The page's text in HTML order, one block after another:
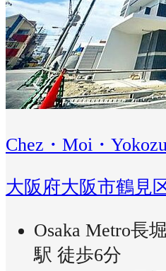
Chez・Moi・
大阪府大阪市鶴見
Osaka Metro長
駅 徒歩6分